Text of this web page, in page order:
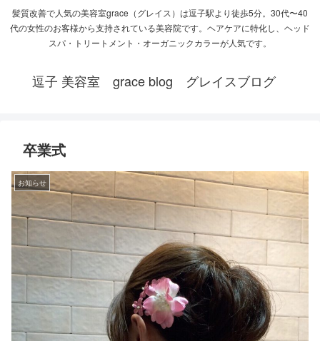
髪質改善で人気の美容室grace（グレイス）は逗子駅より徒歩5分。30代〜40
代の女性のお客様から支持されている美容院です。ヘアケアに特化し、ヘッド
スパ・トリートメント・オーガニックカラーが人気です。
逗子 美容室 grace blog グレイスブログ
卒業式
お知らせ